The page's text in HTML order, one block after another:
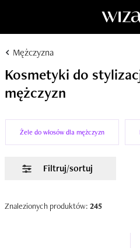
Mężczyzna
Kosmetyki do
mężczyzn
Żele do włosów dla mężczyzn
Filtruj/sortuj
Znalezionych produktów: 245